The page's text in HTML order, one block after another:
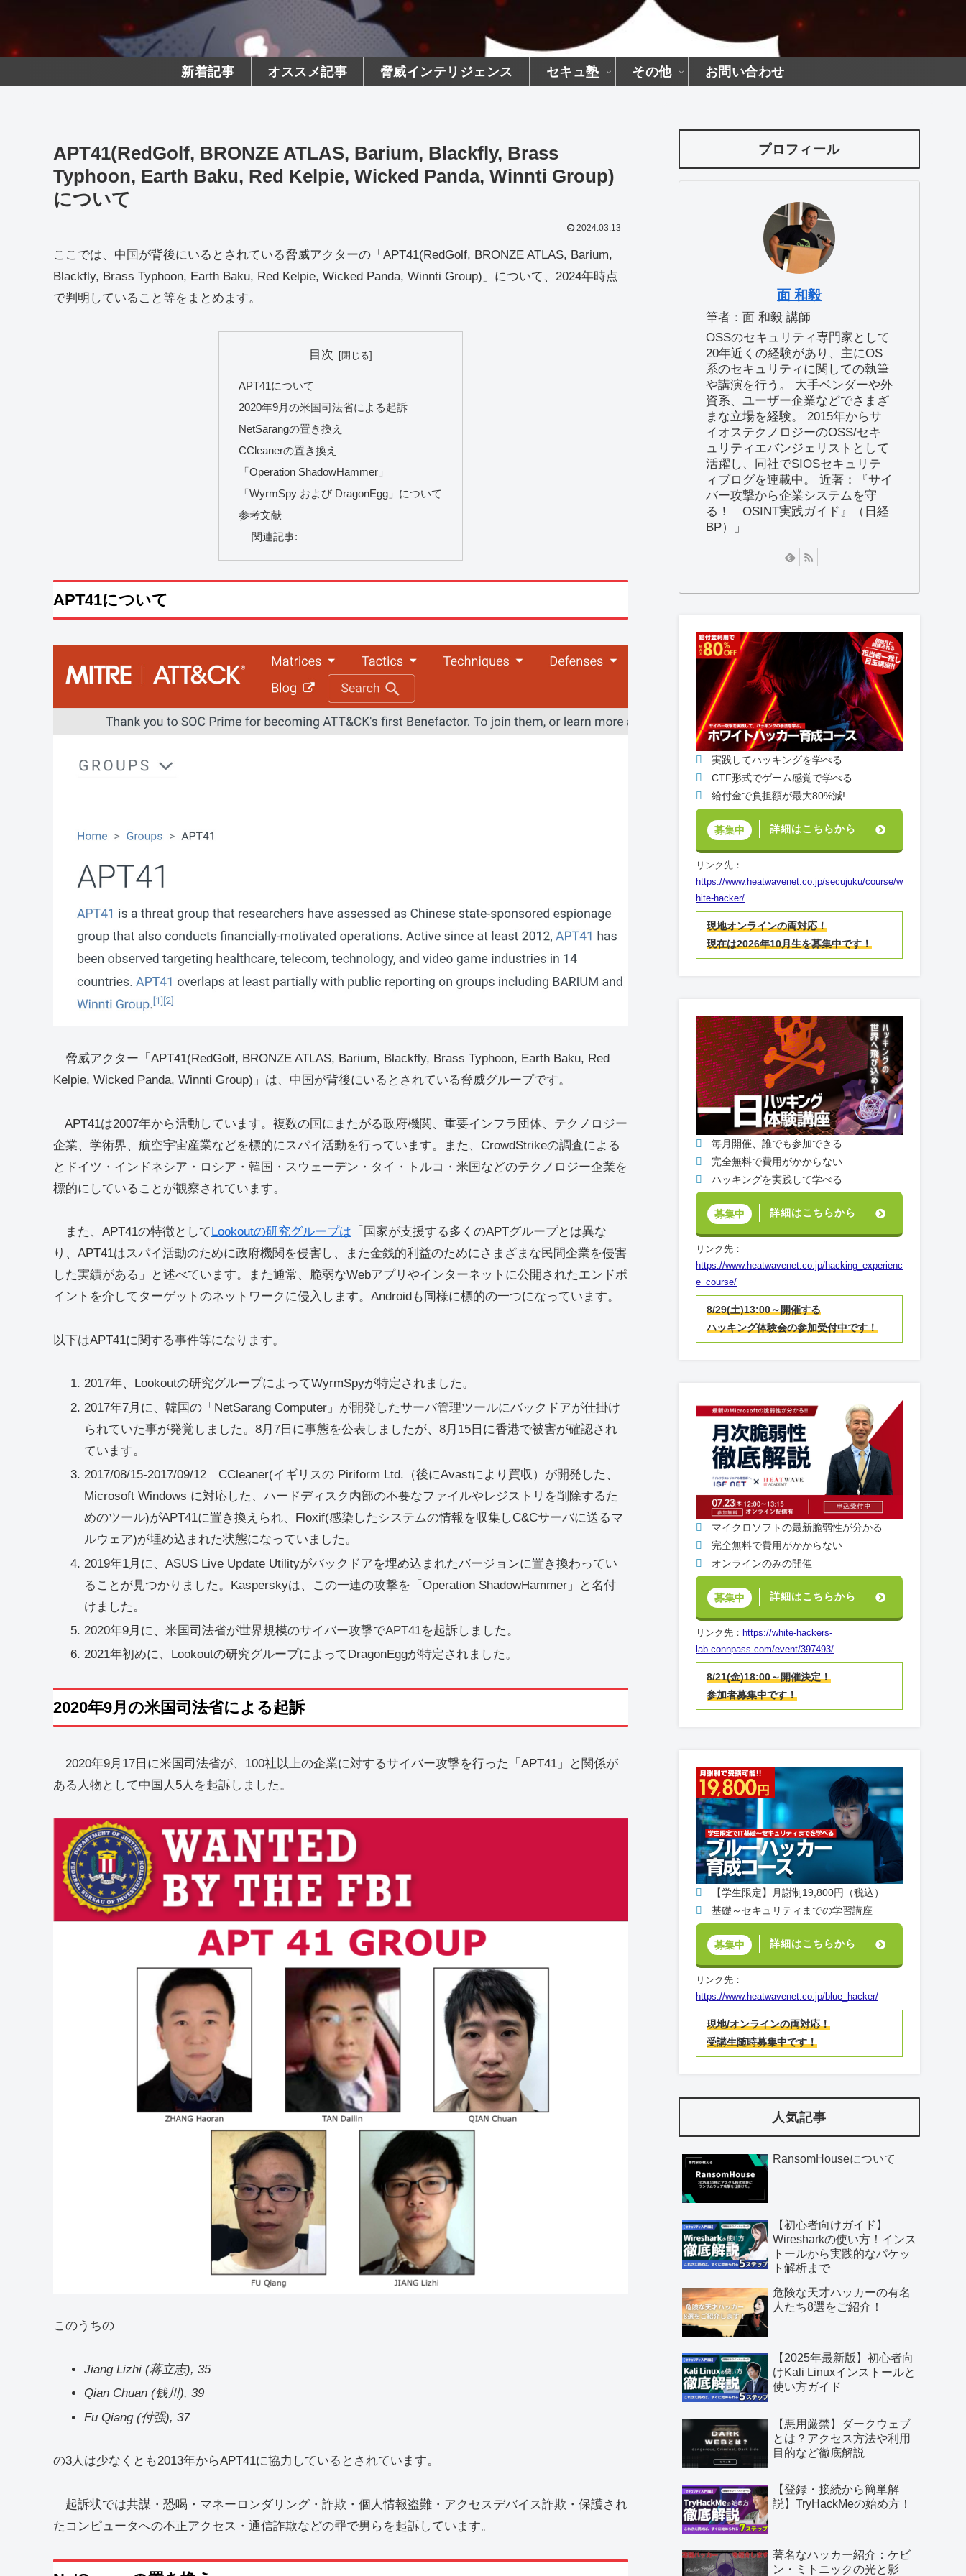
新着記事 オススメ記事 脅威インテリジェンス セキュ塾 その他 お問い合わせ
APT41(RedGolf, BRONZE ATLAS, Barium, Blackfly, Brass
Typhoon, Earth Baku, Red Kelpie, Wicked Panda, Winnti Group)
について
2024.03.13
ここでは、中国が背後にいるとされている脅威アクターの「APT41(RedGolf, BRONZE ATLAS, Barium,
Blackfly, Brass Typhoon, Earth Baku, Red Kelpie, Wicked Panda, Winnti Group)」について、2024年時点
で判明していること等をまとめます。
目次
APT41について
2020年9月の米国司法省による起訴
NetSarangの置き換え
CCleanerの置き換え
「Operation ShadowHammer」
「WyrmSpy および DragonEgg」について
参考文献
関連記事:
APT41について
脅威アクター「APT41(RedGolf, BRONZE ATLAS, Barium, Blackfly, Brass Typhoon, Earth Baku, Red
Kelpie, Wicked Panda, Winnti Group)」は、中国が背後にいるとされている脅威グループです。
APT41は2007年から活動しています。複数の国にまたがる政府機関、重要インフラ団体、テクノロジー
企業、学術界、航空宇宙産業などを標的にスパイ活動を行っています。また、CrowdStrikeの調査による
とドイツ・インドネシア・ロシア・韓国・スウェーデン・タイ・トルコ・米国などのテクノロジー企業を
標的にしていることが観察されています。
また、APT41の特徴として Lookoutの研究グループは 「国家が支援する多くのAPTグループとは異な
り、APT41はスパイ活動のために政府機関を侵害し、また金銭的利益のためにさまざまな民間企業を侵害
した実績がある」と述べています。また通常、脆弱なWebアプリやインターネットに公開されたエンドポ
イントを介してターゲットのネットワークに侵入します。Androidも同様に標的の一つになっています。
以下はAPT41に関する事件等になります。
2017年、Lookoutの研究グループによってWyrmSpyが特定されました。
2017年7月に、韓国の「NetSarang Computer」が開発したサーバ管理ツールにバックドアが仕掛け
られていた事が発覚しました。8月7日に事態を公表しましたが、8月15日に香港で被害が確認され
ています。
2017/08/15-2017/09/12 CCleaner(イギリスの Piriform Ltd.（後にAvastにより買収）が開発した、
Microsoft Windows に対応した、ハードディスク内部の不要なファイルやレジストリを削除するた
めのツール)がAPT41に置き換えられ、Floxif(感染したシステムの情報を収集しC&Cサーバに送るマ
ルウェア)が埋め込まれた状態になっていました。
2019年1月に、ASUS Live Update Utilityがバックドアを埋め込まれたバージョンに置き換わってい
ることが見つかりました。Kasperskyは、この一連の攻撃を「Operation ShadowHammer」と名付
けました。
2020年9月に、米国司法省が世界規模のサイバー攻撃でAPT41を起訴しました。
2021年初めに、Lookoutの研究グループによってDragonEggが特定されました。
2020年9月の米国司法省による起訴
2020年9月17日に米国司法省が、100社以上の企業に対するサイバー攻撃を行った「APT41」と関係が
ある人物として中国人5人を起訴しました。
このうちの
Jiang Lizhi (蒋立志), 35
Qian Chuan (钱川), 39
Fu Qiang (付强), 37
の3人は少なくとも2013年からAPT41に協力しているとされています。
起訴状では共謀・恐喝・マネーロンダリング・詐欺・個人情報盗難・アクセスデバイス詐欺・保護され
たコンピュータへの不正アクセス・通信詐欺などの罪で男らを起訴しています。
プロフィール
面 和毅
筆者：面 和毅 講師
OSSのセキュリティ専門家として
20年近くの経験があり、主にOS
系のセキュリティに関しての執筆
や講演を行う。 大手ベンダーや外
資系、ユーザー企業などでさまざ
まな立場を経験。 2015年からサ
イオステクノロジーのOSS/セキ
ュリティエバンジェリストとして
活躍し、同社でSIOSセキュリテ
ィブログを連載中。 近著：『サイ
バー攻撃から企業システムを守
る！ OSINT実践ガイド』（日経
BP）」
実践してハッキングを学べる
CTF形式でゲーム感覚で学べる
給付金で負担額が最大80%減!
募集中 詳細はこちらから
リンク先：
https://www.heatwavenet.co.jp/secujuku/course/w
hite-hacker/
現地オンラインの両対応！
現在は2026年10月生を募集中です！
毎月開催、誰でも参加できる
完全無料で費用がかからない
ハッキングを実践して学べる
募集中 詳細はこちらから
リンク先：
https://www.heatwavenet.co.jp/hacking_experienc
e_course/
8/29(土)13:00～開催する
ハッキング体験会の参加受付中です！
マイクロソフトの最新脆弱性が分かる
完全無料で費用がかからない
オンラインのみの開催
募集中 詳細はこちらから
リンク先： https://white-hackers-
lab.connpass.com/event/397493/
8/21(金)18:00～開催決定！
参加者募集中です！
【学生限定】月謝制19,800円（税込）
基礎～セキュリティまでの学習講座
募集中 詳細はこちらから
リンク先：
https://www.heatwavenet.co.jp/blue_hacker/
現地/オンラインの両対応！
受講生随時募集中です！
人気記事
RansomHouseについて
【初心者向けガイド】
Wiresharkの使い方！インス
トールから実践的なパケッ
ト解析まで
危険な天才ハッカーの有名
人たち8選をご紹介！
【2025年最新版】初心者向
けKali Linuxインストールと
使い方ガイド
【悪用厳禁】ダークウェブ
とは？アクセス方法や利用
目的など徹底解説
【登録・接続から簡単解
説】TryHackMeの始め方！
著名なハッカー紹介：ケビ
ン・ミトニックの光と影